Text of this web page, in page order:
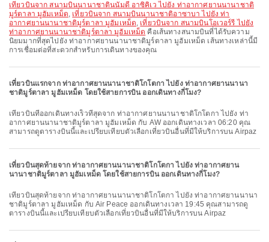
เที่ยวบินจาก สนามบินนานาชาตินนัมดี อาซิคิเว ไปยัง ท่าอากาศยานนานาชาติ
มูร์ตาลา มูฮัมเหม็ด, เที่ยวบินจาก สนามบินนานาชาติอาซาบา ไปยัง ท่า
อากาศยานนานาชาติมูร์ตาลา มูฮัมเหม็ด, เที่ยวบินจาก สนามบินโอเวอร์รี ไปยัง
ท่าอากาศยานนานาชาติมูร์ตาลา มูฮัมเหม็ด คือเส้นทางสนามบินที่ได้รับความ
นิยมมากที่สุดไปยัง ท่าอากาศยานนานาชาติมูร์ตาลา มูฮัมเหม็ด เส้นทางเหล่านี้มี
การเชื่อมต่อที่สะดวกสำหรับการเดินทางของคุณ
เที่ยวบินแรกจาก ท่าอากาศยานนานาชาติโกโตกา ไปยัง ท่าอากาศยานนานา
ชาติมูร์ตาลา มูฮัมเหม็ด โดยใช้สายการบิน ออกเดินทางกี่โมง?
เที่ยวบินที่ออกเดินทางเร็วที่สุดจาก ท่าอากาศยานนานาชาติโกโตกา ไปยัง ท่า
อากาศยานนานาชาติมูร์ตาลา มูฮัมเหม็ด กับ AW ออกเดินทางเวลา 06:20 คุณ
สามารถดูตารางบินนี้และเปรียบเทียบตัวเลือกเที่ยวบินอื่นที่มีให้บริการบน Airpaz
เที่ยวบินสุดท้ายจาก ท่าอากาศยานนานาชาติโกโตกา ไปยัง ท่าอากาศยาน
นานาชาติมูร์ตาลา มูฮัมเหม็ด โดยใช้สายการบิน ออกเดินทางกี่โมง?
เที่ยวบินสุดท้ายจาก ท่าอากาศยานนานาชาติโกโตกา ไปยัง ท่าอากาศยานนานา
ชาติมูร์ตาลา มูฮัมเหม็ด กับ Air Peace ออกเดินทางเวลา 19:45 คุณสามารถดู
ตารางบินนี้และเปรียบเทียบตัวเลือกเที่ยวบินอื่นที่มีให้บริการบน Airpaz